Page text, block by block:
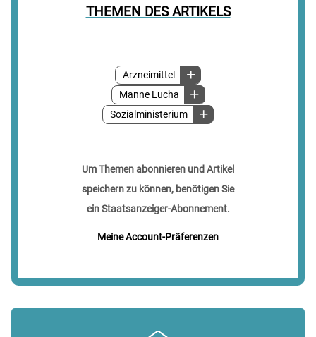
THEMEN DES ARTIKELS
Arzneimittel
Manne Lucha
Sozialministerium
Um Themen abonnieren und Artikel
speichern zu können, benötigen Sie
ein Staatsanzeiger-Abonnement.
Meine Account-Präferenzen